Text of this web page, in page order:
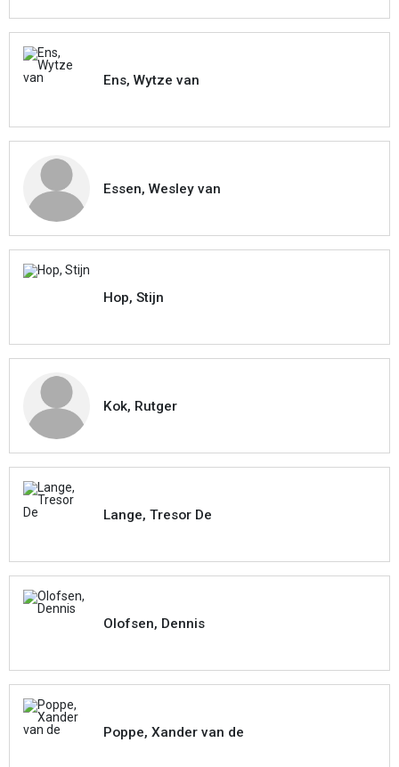
Ens, Wytze van
Essen, Wesley van
Hop, Stijn
Kok, Rutger
Lange, Tresor De
Olofsen, Dennis
Poppe, Xander van de